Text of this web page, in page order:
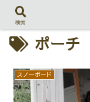
ポーチ
スノーボード
検索